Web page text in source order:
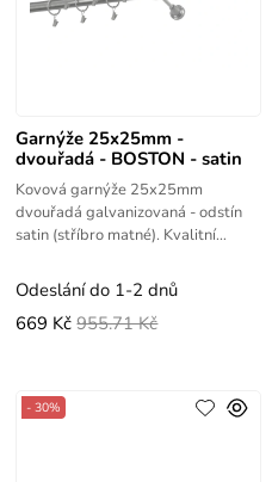
Garnýže 25x25mm -
dvouřadá - BOSTON - satin
Kovová garnýže 25x25mm
dvouřadá galvanizovaná - odstín
satin (stříbro matné). Kvalitní
Odeslání do 1-2 dnů
669 Kč 955.71 Kč
- 30%